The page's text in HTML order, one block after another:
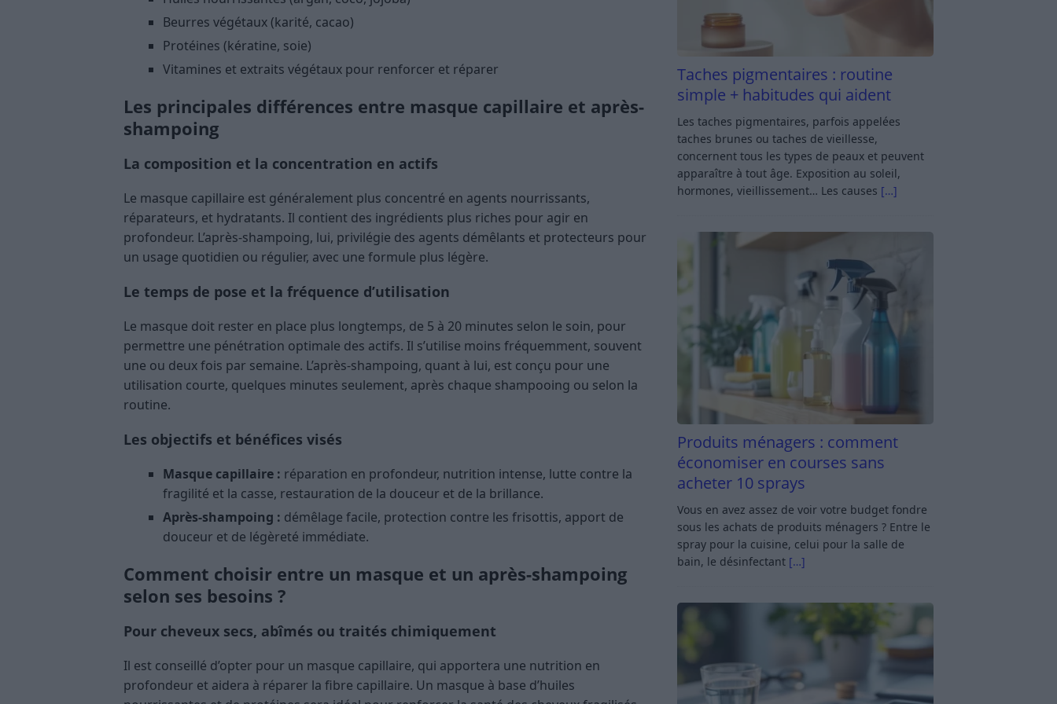
Beurres végétaux (karité, cacao)
Protéines (kératine, soie)
Vitamines et extraits végétaux pour renforcer et réparer
Les principales différences entre masque capillaire et après-
shampoing
La composition et la concentration en actifs
Le masque capillaire est généralement plus concentré en agents nourrissants,
réparateurs, et hydratants. Il contient des ingrédients plus riches pour agir en
profondeur. L’après-shampoing, lui, privilégie des agents démêlants et protecteurs pour
un usage quotidien ou régulier, avec une formule plus légère.
Le temps de pose et la fréquence d’utilisation
Le masque doit rester en place plus longtemps, de 5 à 20 minutes selon le soin, pour
permettre une pénétration optimale des actifs. Il s’utilise moins fréquemment, souvent
une ou deux fois par semaine. L’après-shampoing, quant à lui, est conçu pour une
utilisation courte, quelques minutes seulement, après chaque shampooing ou selon la
routine.
Les objectifs et bénéfices visés
Masque capillaire : réparation en profondeur, nutrition intense, lutte contre la
fragilité et la casse, restauration de la douceur et de la brillance.
Après-shampoing : démêlage facile, protection contre les frisottis, apport de
douceur et de légèreté immédiate.
Comment choisir entre un masque et un après-shampoing
selon ses besoins ?
Pour cheveux secs, abîmés ou traités chimiquement
Il est conseillé d’opter pour un masque capillaire, qui apportera une nutrition en
profondeur et aidera à réparer la fibre capillaire. Un masque à base d’huiles
Taches pigmentaires : routine
simple + habitudes qui aident
Les taches pigmentaires, parfois appelées
taches brunes ou taches de vieillesse,
concernent tous les types de peaux et peuvent
apparaître à tout âge. Exposition au soleil,
hormones, vieillissement… Les causes […]
Produits ménagers : comment
économiser en courses sans
acheter 10 sprays
Vous en avez assez de voir votre budget fondre
sous les achats de produits ménagers ? Entre le
spray pour la cuisine, celui pour la salle de
bain, le désinfectant […]